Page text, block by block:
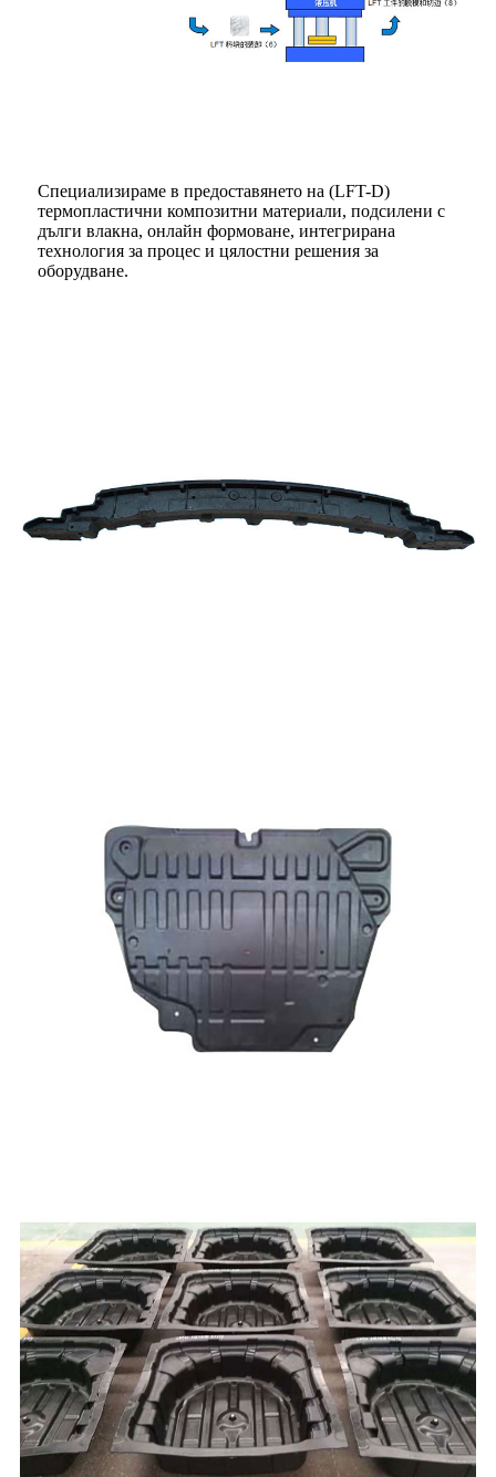
Специализираме в предоставянето на (LFT-D)
термопластични композитни материали, подсилени с
дълги влакна, онлайн формоване, интегрирана
технология за процес и цялостни решения за
оборудване.